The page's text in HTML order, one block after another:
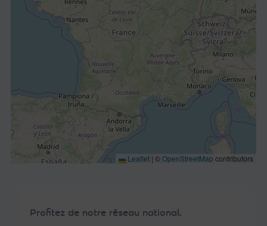
Profitez de notre réseau national.
Leaflet | ©OpenStreetMap contributors